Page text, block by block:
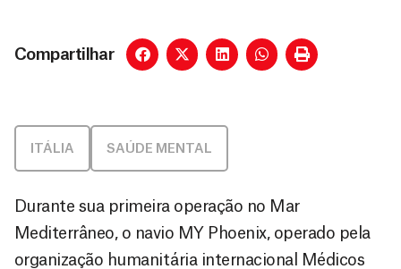
Compartilhar
ITÁLIA SAÚDE MENTAL
Durante sua primeira operação no Mar
Mediterrâneo, o navio MY Phoenix, operado pela
organização humanitária internacional Médicos